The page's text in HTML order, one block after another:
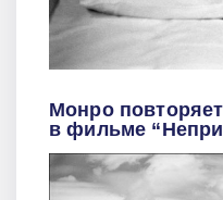
Монро
в фильме